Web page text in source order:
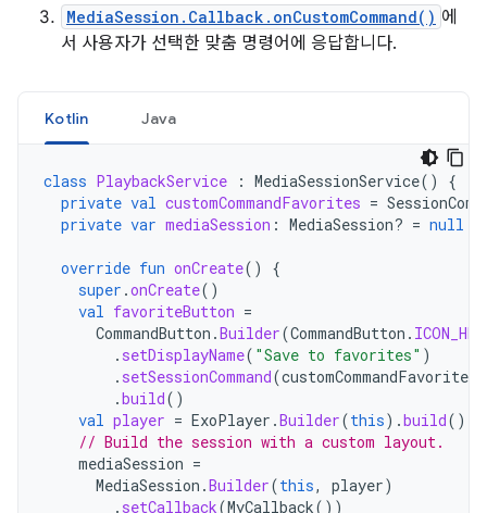
MediaSession.Callback.onCustomCommand() 에
서 사용자가 선택한 맞춤 명령어에 응답합니다.
Kotlin Java
class PlaybackService : MediaSessionService()
{
private val customCommandFavorites =
private var mediaSession : MediaSession? = null
override fun onCreate()
{
super .onCreate()
val favoriteButton =
CommandButton .Builder(CommandButton .
. setDisplayName( "Save to favorites" )
. setSessionCommand(customCommandFavorites
.build()
val player = ExoPlayer .Builder(this).build()
// Build the session with a custom layout.
mediaSession =
MediaSession .Builder(this, player)
. setCallback(MyCallback())